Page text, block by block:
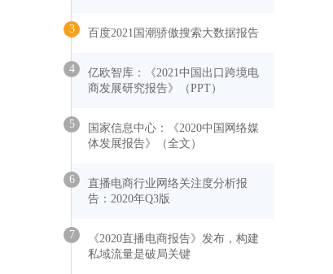
3 百度2021国潮骄傲搜索大数据报告
4
亿欧智库：《2021中国出口跨境电
商发展研究报告》（PPT）
5
国家信息中心：《2020中国网络媒
体发展报告》（全文）
6
直播电商行业网络关注度分析报
告：2020年Q3版
7
《2020直播电商报告》发布，构建
私域流量是破局关键